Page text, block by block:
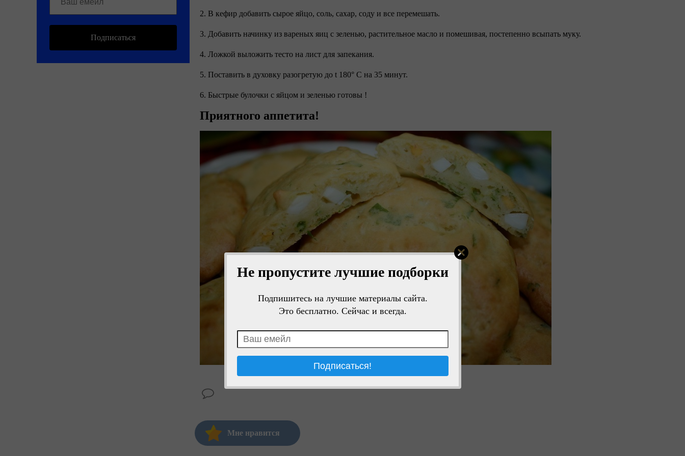
Не пропустите лучшие подборки
Подпишитесь на лучшие материалы сайта.
Это бесплатно. Сейчас и всегда.
Подписаться
2. В кефир добавить сырое яйцо, соль, сахар, соду и все перемешать.
3. Добавить начинку из вареных яиц с зеленью, растительное масло и помешивая, постепенно всыпать муку.
4. Ложкой выложить тесто на лист для запекания.
5. Поставить в духовку разогретую до t 180° С на 35 минут.
6. Быстрые булочки с яйцом и зеленью готовы !
Приятного аппетита!
Мне нравится